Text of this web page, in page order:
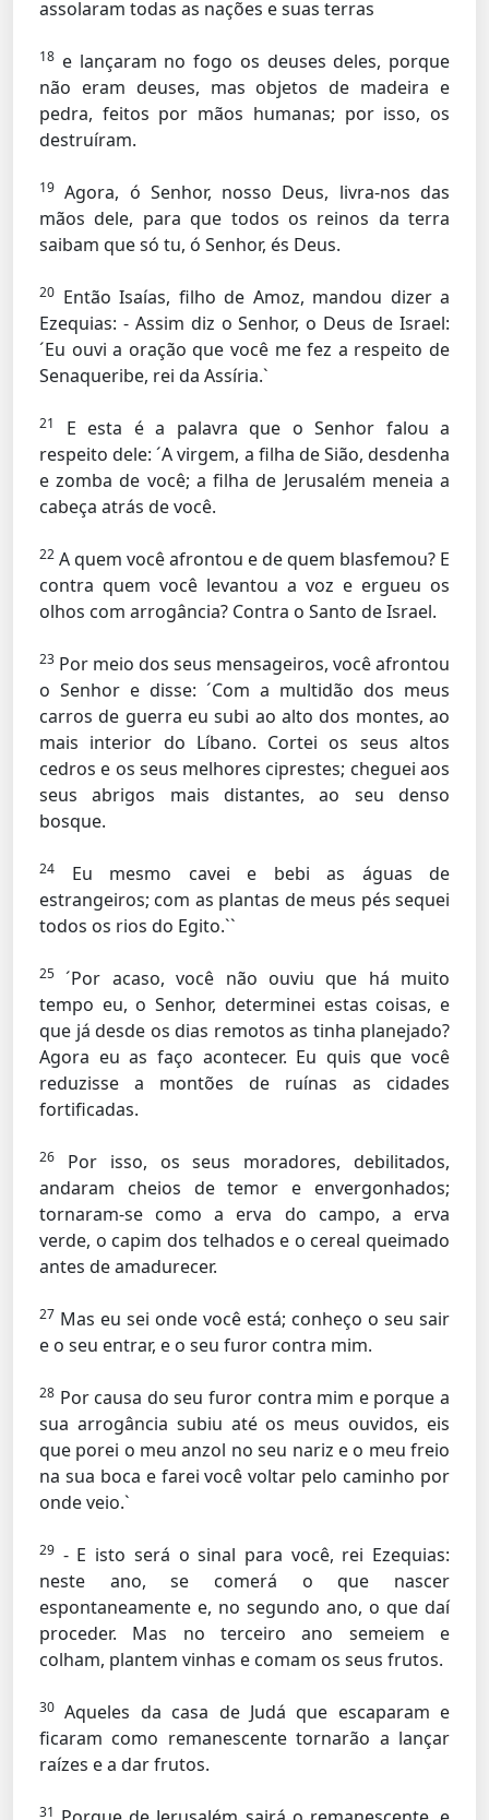
assolaram todas as nações e suas terras
18 e lançaram no fogo os deuses deles, porque
não eram deuses, mas objetos de madeira e
pedra, feitos por mãos humanas; por isso, os
destruíram.
19 Agora, ó Senhor, nosso Deus, livra-nos das
mãos dele, para que todos os reinos da terra
saibam que só tu, ó Senhor, és Deus.
20 Então Isaías, filho de Amoz, mandou dizer a
Ezequias: - Assim diz o Senhor, o Deus de Israel:
´Eu ouvi a oração que você me fez a respeito de
Senaqueribe, rei da Assíria.`
21
E esta é a palavra que o Senhor falou a
respeito dele: ´A virgem, a filha de Sião, desdenha
e zomba de você; a filha de Jerusalém meneia a
cabeça atrás de você.
22 A quem você afrontou e de quem blasfemou? E
contra quem você levantou a voz e ergueu os
olhos com arrogância? Contra o Santo de Israel.
23 Por meio dos seus mensageiros, você afrontou
o Senhor e disse: ´Com a multidão dos meus
carros de guerra eu subi ao alto dos montes, ao
mais interior do Líbano. Cortei os seus altos
cedros e os seus melhores ciprestes; cheguei aos
seus abrigos mais distantes, ao seu denso
bosque.
24
Eu mesmo cavei e bebi as águas de
estrangeiros; com as plantas de meus pés sequei
todos os rios do Egito.``
25 ´Por acaso, você não ouviu que há muito
tempo eu, o Senhor, determinei estas coisas, e
que já desde os dias remotos as tinha planejado?
Agora eu as faço acontecer. Eu quis que você
reduzisse a montões de ruínas as cidades
fortificadas.
26
Por isso, os seus moradores, debilitados,
andaram cheios de temor e envergonhados;
tornaram-se como a erva do campo, a erva
verde, o capim dos telhados e o cereal queimado
antes de amadurecer.
27 Mas eu sei onde você está; conheço o seu sair
e o seu entrar, e o seu furor contra mim.
28 Por causa do seu furor contra mim e porque a
sua arrogância subiu até os meus ouvidos, eis
que porei o meu anzol no seu nariz e o meu freio
na sua boca e farei você voltar pelo caminho por
onde veio.`
29 - E isto será o sinal para você, rei Ezequias:
neste ano, se comerá o que nascer
espontaneamente e, no segundo ano, o que daí
proceder. Mas no terceiro ano semeiem e
colham, plantem vinhas e comam os seus frutos.
30 Aqueles da casa de Judá que escaparam e
ficaram como remanescente tornarão a lançar
raízes e a dar frutos.
31